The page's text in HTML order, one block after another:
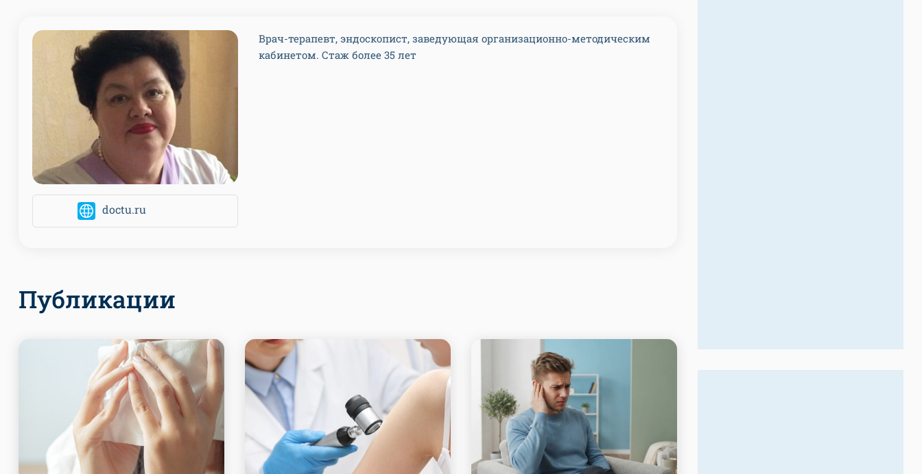
doctu.ru
Врач-терапевт, эндоскопист, заведующая организационно-методическим
кабинетом. Стаж более 35 лет
Публикации